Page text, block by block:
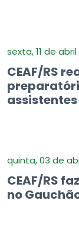
sexta, 11 de
CEAF/RS
assistentes
quinta, 03 de
CEAF/RS
no